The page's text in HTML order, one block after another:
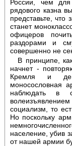
России, чем
рядового казна
представьте, что
станет
офицеров
раздорами и
совершенно не
В принципе,
начнет -
Кремля и
моносословная
наблюдать в
социализм, то
Но поскольку
население, убив
от нашей армии